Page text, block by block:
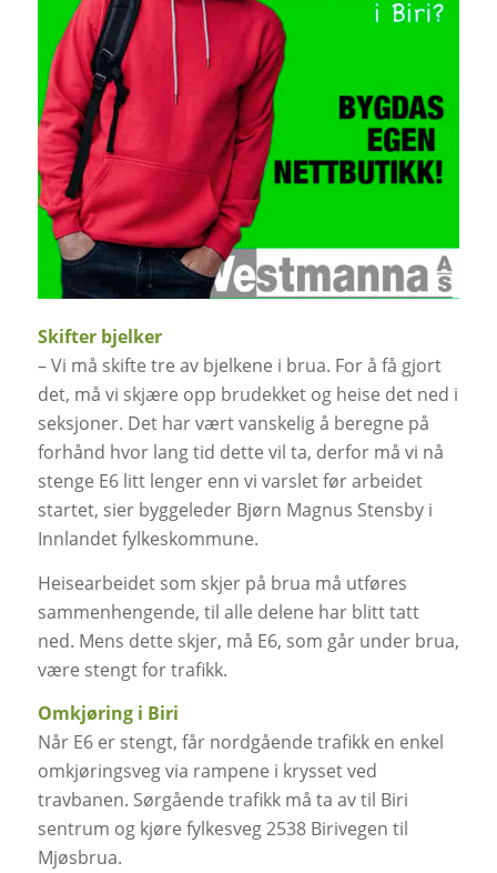
Skifter bjelker
– Vi må skifte tre av bjelkene i brua. For å få gjort
det, må vi skjære opp brudekket og heise det ned i
seksjoner. Det har vært vanskelig å beregne på
forhånd hvor lang tid dette vil ta, derfor må vi nå
stenge E6 litt lenger enn vi varslet før arbeidet
startet, sier byggeleder Bjørn Magnus Stensby i
Innlandet fylkeskommune.
Heisearbeidet som skjer på brua må utføres
sammenhengende, til alle delene har blitt tatt
ned. Mens dette skjer, må E6, som går under brua,
være stengt for trafikk.
Omkjøring i Biri
Når E6 er stengt, får nordgående trafikk en enkel
omkjøringsveg via rampene i krysset ved
travbanen. Sørgående trafikk må ta av til Biri
sentrum og kjøre fylkesveg 2538 Birivegen til
Mjøsbrua.